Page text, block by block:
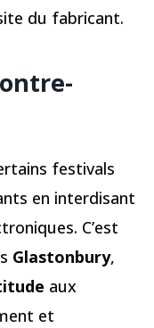
du fabricant.
festivals
en interdisant
C’est
Glastonbury,
aux
et